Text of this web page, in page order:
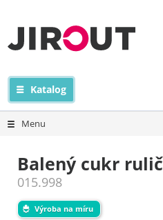
Katalog
Menu
Balený cukr
015.998
Výroba na míru